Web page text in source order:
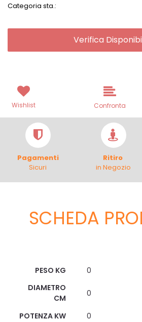
Categoria sta.:
Verifica
Wishlist Confronta
Pagamenti
Sicuri
Ritiro
in Negozio
SCHEDA
PESO KG
0
DIAMETRO
CM
0
POTENZA KW
0